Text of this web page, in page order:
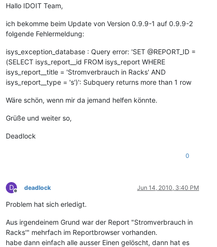
Hallo IDOIT Team,
ich bekomme beim Update von Version 0.9.9-1 auf 0.9.9-2
folgende Fehlermeldung:
isys_exception_database : Query error: 'SET @REPORT_ID =
(SELECT isys_report__id FROM isys_report WHERE
isys_report__title = 'Stromverbrauch in Racks' AND
isys_report__type = 's')': Subquery returns more than 1 row
Wäre schön, wenn mir da jemand helfen könnte.
Grüße und weiter so,
Deadlock
0
D
Offline
deadlock Jun 14, 2010, 3:40 PM
Problem hat sich erledigt.
Aus irgendeinem Grund war der Report "Stromverbrauch in
Racks'" mehrfach im Reportbrowser vorhanden.
habe dann einfach alle ausser Einen gelöscht, dann hat es